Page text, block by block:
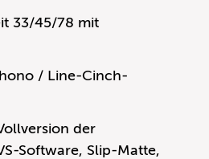
33/45/78 mit
/ Line-Cinch-
der
Software, Slip-Matte,